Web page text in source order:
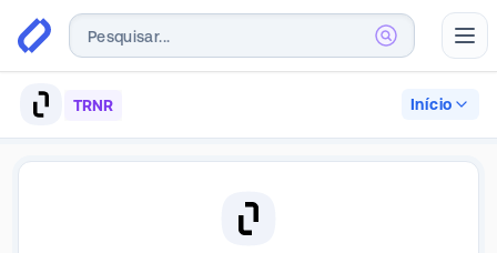
TRNR Início